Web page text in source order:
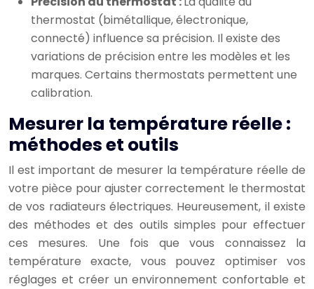
thermostat (bimétallique, électronique,
connecté) influence sa précision. Il existe des
variations de précision entre les modèles et les
marques. Certains thermostats permettent une
calibration.
Mesurer la température réelle :
méthodes et outils
Il est important de mesurer la température réelle de
votre pièce pour ajuster correctement le thermostat
de vos radiateurs électriques. Heureusement, il existe
des méthodes et des outils simples pour effectuer
ces mesures. Une fois que vous connaissez la
température exacte, vous pouvez optimiser vos
réglages et créer un environnement confortable et